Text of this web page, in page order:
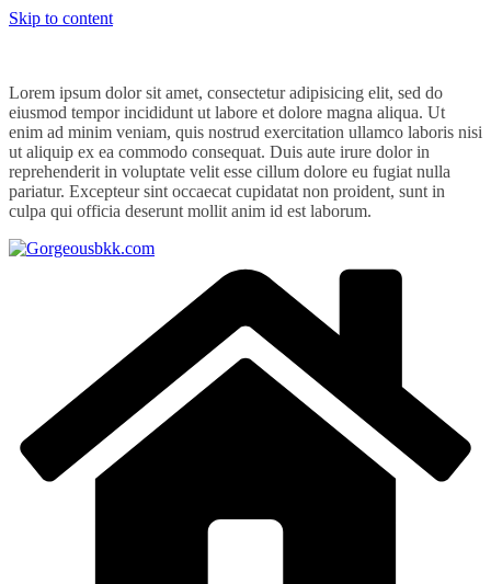
Skip to content
Lorem ipsum dolor sit amet, consectetur adipisicing elit, sed do
eiusmod tempor incididunt ut labore et dolore magna aliqua. Ut
enim ad minim veniam, quis nostrud exercitation ullamco laboris nisi
ut aliquip ex ea commodo consequat. Duis aute irure dolor in
reprehenderit in voluptate velit esse cillum dolore eu fugiat nulla
pariatur. Excepteur sint occaecat cupidatat non proident, sunt in
culpa qui officia deserunt mollit anim id est laborum.